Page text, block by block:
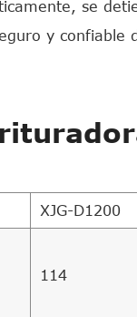
se
y confiable
XJG-D1200
114